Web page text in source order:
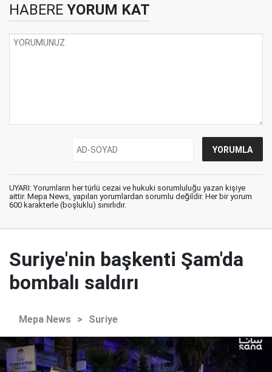
HABERE YORUM KAT
UYARI: Yorumların her türlü cezai ve hukuki sorumluluğu yazan kişiye
aittir. Mepa News, yapılan yorumlardan sorumlu değildir. Her bir yorum
600 karakterle (boşluklu) sınırlıdır.
Suriye'nin başkenti Şam'da
bombalı saldırı
Mepa News > Suriye